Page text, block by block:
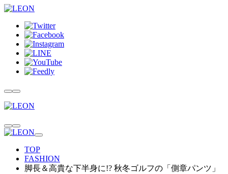
TOP
FASHION
脚長＆高貴な下半身に!? 秋冬ゴルフの「側章パンツ」